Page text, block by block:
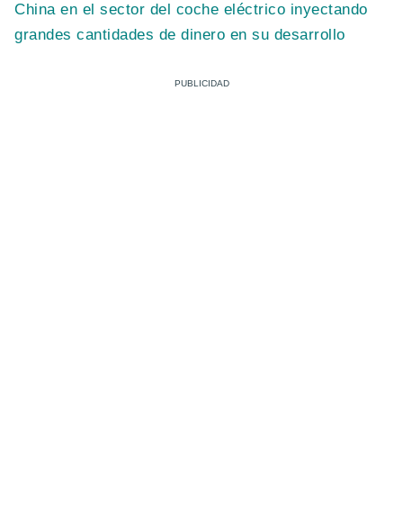
China en el sector del coche eléctrico inyectando
grandes cantidades de dinero en su desarrollo